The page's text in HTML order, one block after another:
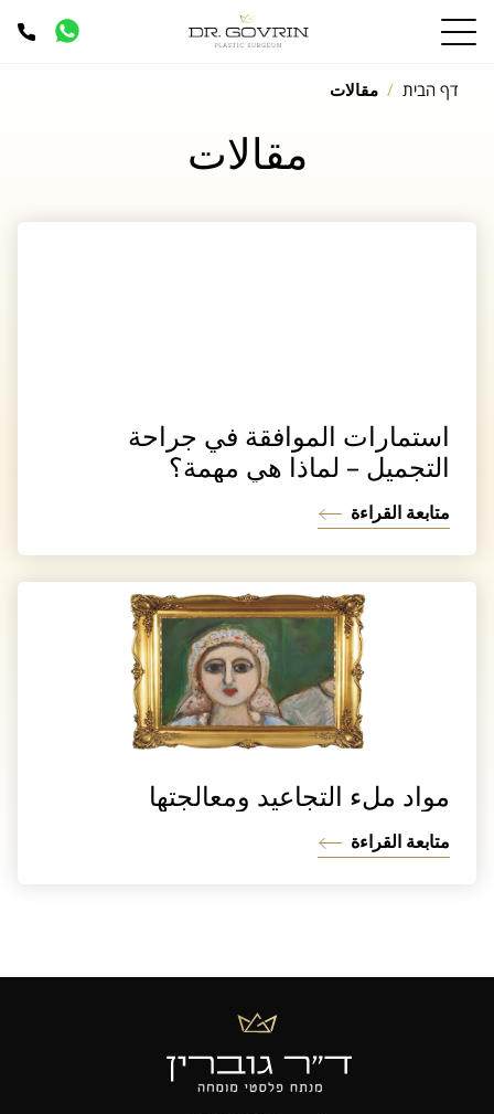
דף הבית مقالات
مقالات
استمارات الموافقة في جراحة
التجميل – لماذا هي مهمة؟
متابعة القراءة
مواد ملء التجاعيد ومعالجتها
متابعة القراءة